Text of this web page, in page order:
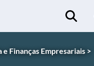
e Finanças Empresariais >